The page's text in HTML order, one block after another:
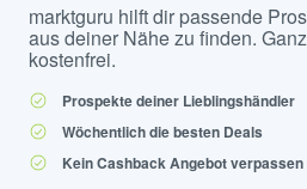
marktguru hilft dir passende
aus deiner Nähe zu finden.
kostenfrei.
Prospekte deiner Lieblingshändler
Wöchentlich die besten Deals
Kein Cashback Angebot verpassen